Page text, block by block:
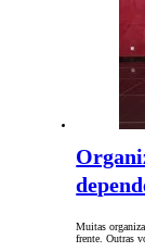
Muitas
frente. Outras